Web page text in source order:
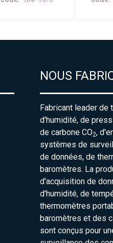
NOUS
Fabricant leader de
d'humidité, de
de carbone CO2,
systèmes de
de données, de
baromètres. La
d'acquisition de
d'humidité, de
thermomètres
baromètres et des
sont conçus pour